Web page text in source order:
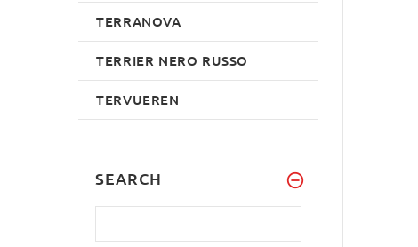
TERRANOVA
TERRIER NERO RUSSO
TERVUEREN
SEARCH